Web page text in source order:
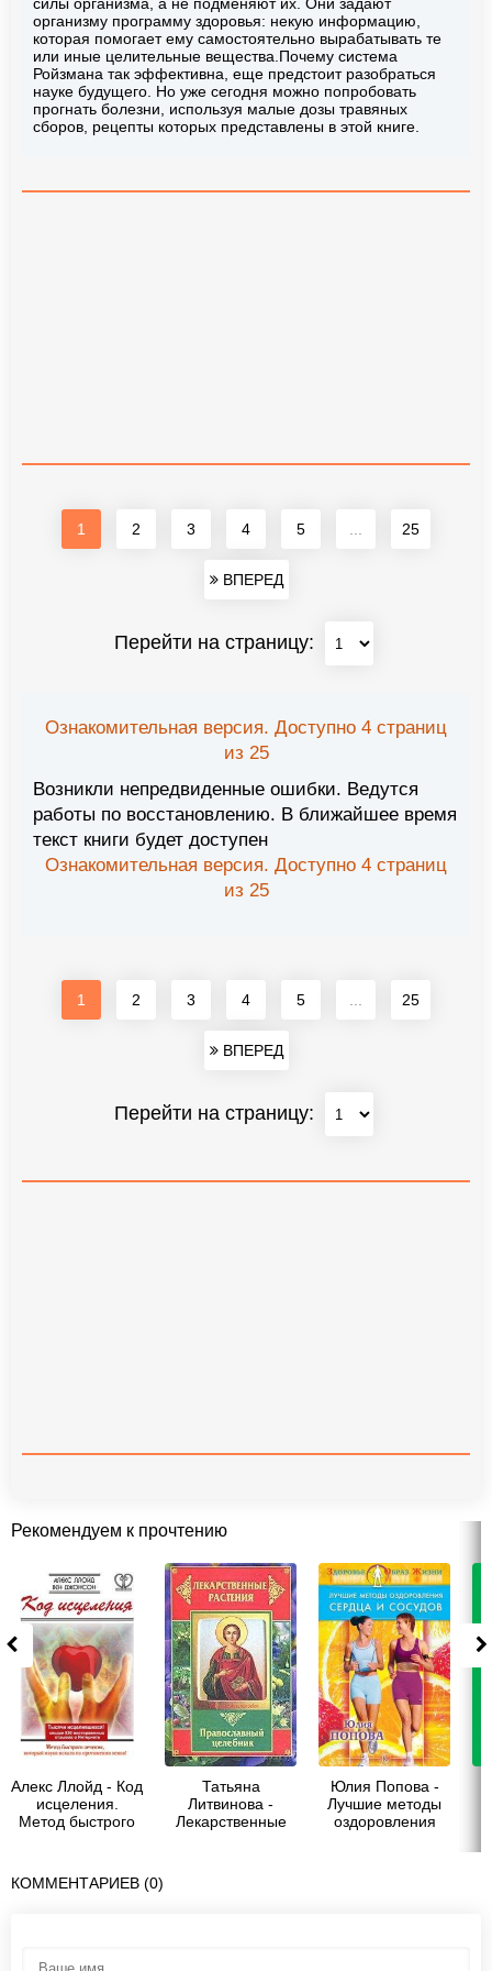
организму программу здоровья: некую информацию,
которая помогает ему самостоятельно вырабатывать те
или иные целительные вещества.Почему система
Ройзмана так эффективна, еще предстоит разобраться
науке будущего. Но уже сегодня можно попробовать
прогнать болезни, используя малые дозы травяных
сборов, рецепты которых представлены в этой книге.
1 2 3 4 5 25
ВПЕРЕД
Перейти на страницу:
Ознакомительная версия. Доступно 4 страниц
из 25
Возникли непредвиденные ошибки. Ведутся
работы по восстановлению. В ближайшее время
текст книги будет доступен
Ознакомительная версия. Доступно 4 страниц
из 25
1 2 3 4 5 25
ВПЕРЕД
Перейти на страницу:
Рекомендуем к прочтению
Алекс Ллойд - Код
исцеления.
Метод быстрого
протяжении
веков!
Татьяна
Литвинова -
Лекарственные
Юлия Попова -
Лучшие методы
оздоровления
КОММЕНТАРИЕВ (0)